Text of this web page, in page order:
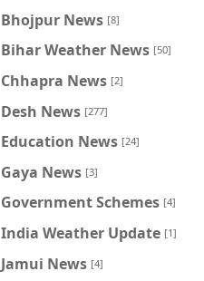
Bhojpur News [8]
Bihar Weather News [50]
Chhapra News [2]
Desh News [277]
Education News [24]
Gaya News [3]
Government Schemes [4]
India Weather Update [1]
Jamui News [4]